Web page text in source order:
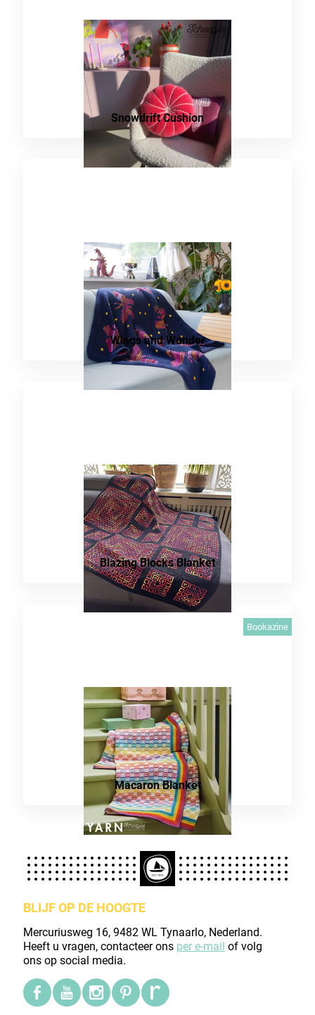
Snowdrift Cushion
Wings and Wonder
Blazing Blocks Blanket
Bookazine
Macaron Blanket
BLIJF OP DE HOOGTE
Mercuriusweg 16, 9482 WL Tynaarlo, Nederland.
Heeft u vragen, contacteer ons per e-mail of volg
ons op social media.